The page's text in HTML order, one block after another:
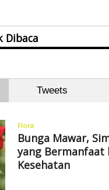
Dibaca
Tweets
Flora
Bunga Mawar,
yang Bermanfaat
Kesehatan